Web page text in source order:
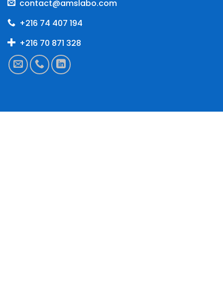
contact@amslabo.com
+216 74 407 194
+216 70 871 328